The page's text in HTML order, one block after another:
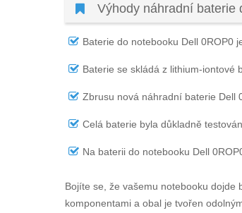
Výhody náhradní baterie
Baterie do notebooku Dell 0ROP0
Baterie se skládá z lithium-iontové
Zbrusu nová náhradní baterie Dell
Celá baterie byla důkladně
Na baterii do notebooku Dell
Bojíte se, že vašemu notebooku dojde
komponentami a obal je tvořen